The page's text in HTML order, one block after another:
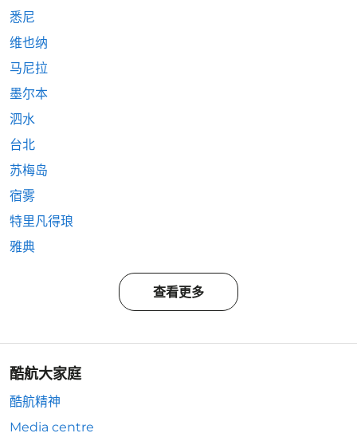
悉尼
维也纳
马尼拉
墨尔本
泗水
台北
苏梅岛
宿雾
特里凡得琅
雅典
查看更多
酷航大家庭
酷航精神
Media centre